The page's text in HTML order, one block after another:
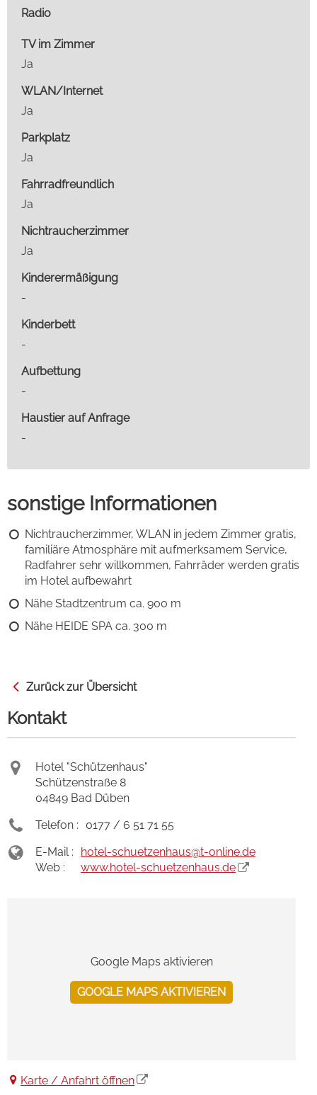
Radio
TV im Zimmer
Ja
WLAN/Internet
Ja
Parkplatz
Ja
Fahrradfreundlich
Ja
Nichtraucherzimmer
Ja
Kinderermäßigung
-
Kinderbett
-
Aufbettung
-
Haustier auf Anfrage
-
sonstige Informationen
Nichtraucherzimmer, WLAN in jedem Zimmer gratis,
familiäre Atmosphäre mit aufmerksamem Service,
Radfahrer sehr willkommen, Fahrräder werden gratis
im Hotel aufbewahrt
Nähe Stadtzentrum ca. 900 m
Nähe HEIDE SPA ca. 300 m
Zurück zur Übersicht
Kontakt
Hotel "Schützenhaus"
Schützenstraße 8
04849 Bad Düben
Telefon :
0177 / 6 51 71 55
E-Mail :
hotel-schuetzenhaus@t-online.de
Web :
www.hotel-schuetzenhaus.de
Google Maps aktivieren
GOOGLE MAPS AKTIVIEREN
Karte / Anfahrt öffnen